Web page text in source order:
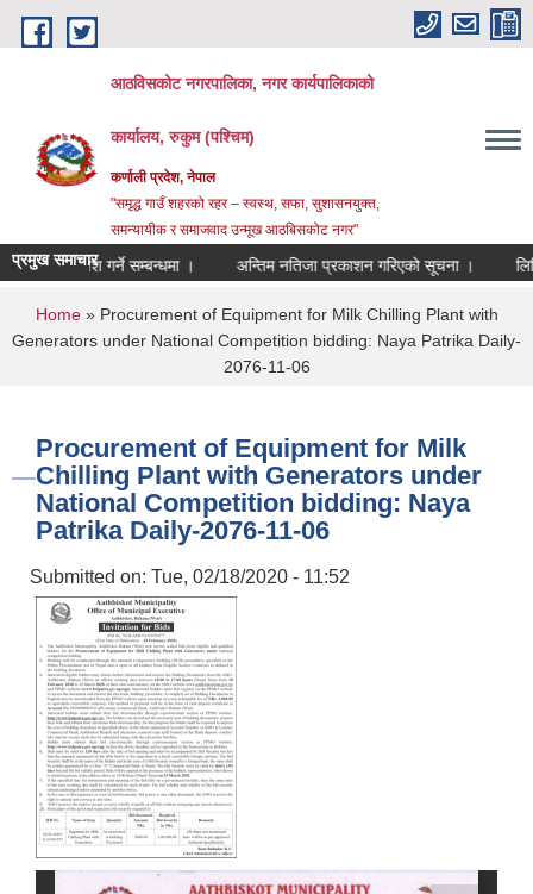
Skip to main content
आठविसकोट नगरपालिका, नगर कार्यपालिकाको
कार्यालय, रुकुम (पश्चिम)
कर्णाली प्रदेश, नेपाल
"समृद्ध गाउँ शहरको रहर – स्वस्थ, सफा, सुशासनयुक्त,
समन्यायीक र समाजवाद उन्मूख आठबिसकोट नगर"
प्रमुख समाचार
पेश गर्ने सम्बन्धमा । अन्तिम नतिजा प्रकाशन गरिएको सूचना । लिखित
You are here
Home» Procurement of Equipment for Milk Chilling Plant with
Generators under National Competition bidding: Naya Patrika Daily-
2076-11-06
Procurement of Equipment for Milk
Chilling Plant with Generators under
National Competition bidding: Naya
Patrika Daily-2076-11-06
Submitted on: Tue, 02/18/2020 - 11:52